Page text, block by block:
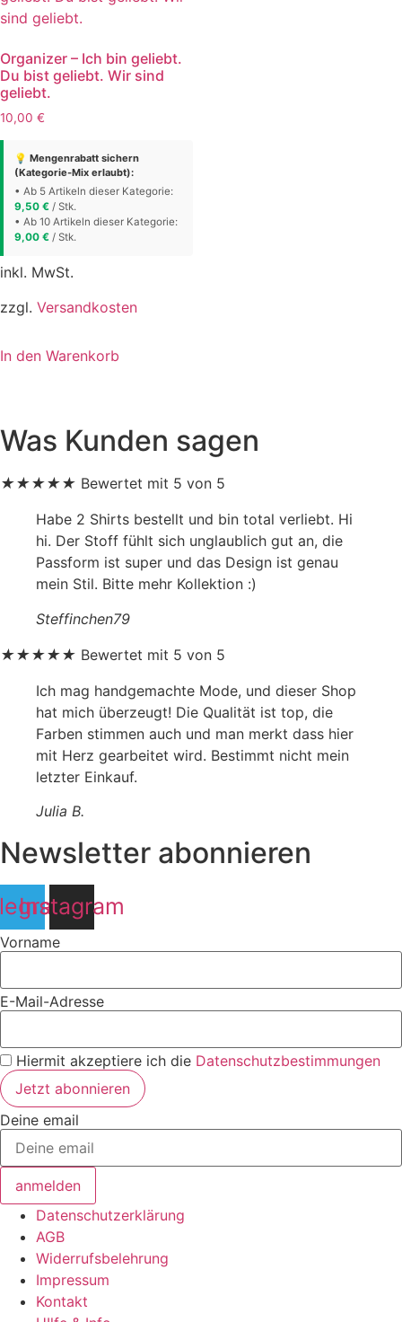
Organizer – Ich bin geliebt.
Du bist geliebt. Wir sind
geliebt.
10,00 €
💡 Mengenrabatt sichern
(Kategorie-Mix erlaubt):
• Ab 5 Artikeln dieser Kategorie:
9,50 € / Stk.
• Ab 10 Artikeln dieser Kategorie:
9,00 € / Stk.
inkl. MwSt.
zzgl. Versandkosten
In den Warenkorb
Was Kunden sagen
★★★★★ Bewertet mit 5 von 5
Habe 2 Shirts bestellt und bin total verliebt. Hi
hi. Der Stoff fühlt sich unglaublich gut an, die
Passform ist super und das Design ist genau
mein Stil. Bitte mehr Kollektion :)
Steffinchen79
★★★★★ Bewertet mit 5 von 5
Ich mag handgemachte Mode, und dieser Shop
hat mich überzeugt! Die Qualität ist top, die
Farben stimmen auch und man merkt dass hier
mit Herz gearbeitet wird. Bestimmt nicht mein
letzter Einkauf.
Julia B.
Newsletter abonnieren
Instagram
Vorname
E-Mail-Adresse
Hiermit akzeptiere ich die Datenschutzbestimmungen
Deine email
anmelden
Datenschutzerklärung
AGB
Widerrufsbelehrung
Impressum
Kontakt